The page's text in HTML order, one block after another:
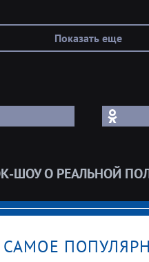
Показать еще
ШОУ О РЕАЛЬНОЙ
САМОЕ